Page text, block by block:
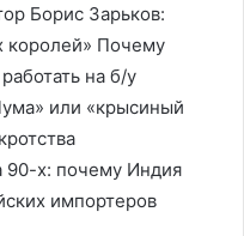
Борис Зарьков:
королей» Почему
на б/у
или «крысиный
90-х: почему Индия
импортеров